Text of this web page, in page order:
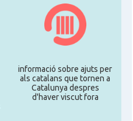
informació sobre ajuts per
als catalans que tornen a
Catalunya despres
d'haver viscut fora